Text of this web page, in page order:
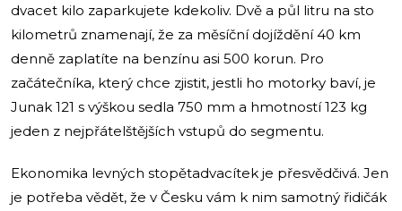
dvacet kilo zaparkujete kdekoliv. Dvě a půl litru na sto
kilometrů znamenají, že za měsíční dojíždění 40 km
denně zaplatíte na benzínu asi 500 korun. Pro
začátečníka, který chce zjistit, jestli ho motorky baví, je
Junak 121 s výškou sedla 750 mm a hmotností 123 kg
jeden z nejpřátelštějších vstupů do segmentu.
Ekonomika levných stopětadvacítek je přesvědčivá. Jen
je potřeba vědět, že v Česku vám k nim samotný řidičák